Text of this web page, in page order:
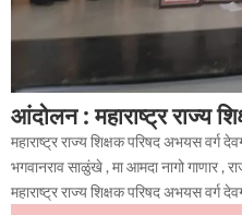
आंदोलन : महाराष्ट्र राज्य
महाराष्ट्र राज्य शिक्षक परिषद अभयस वर्ग
भगवानराव साळुंखे , मा आमदा नागो गाणार ,
महाराष्ट्र राज्य शिक्षक परिषद अभयस वर्ग